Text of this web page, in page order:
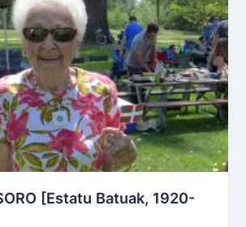
[Estatu Batuak, 1920-